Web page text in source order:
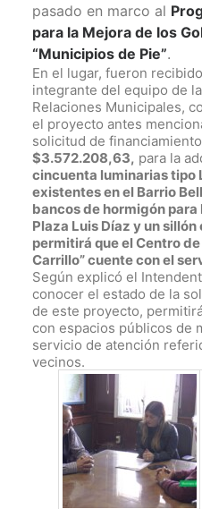
pasado en marco al
para la Mejora de los
“Municipios de Pie”.
En el lugar, fueron
integrante del equipo de
Relaciones Municipales,
el proyecto antes
solicitud de
$3.572.208,63, para la
cincuenta luminarias tipo
existentes en el Barrio
bancos de hormigón para
Plaza Luis Díaz y un
permitirá que el Centro de
Carrillo” cuente con el
Según explicó el
conocer el estado de la
de este proyecto,
con espacios públicos de
servicio de atención
vecinos.